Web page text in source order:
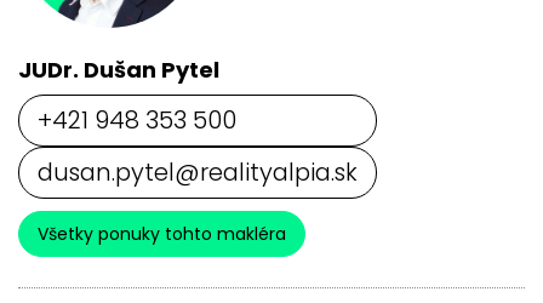
JUDr. Dušan Pytel
+421 948 353 500
dusan.pytel@realityalpia.sk
Všetky ponuky tohto makléra